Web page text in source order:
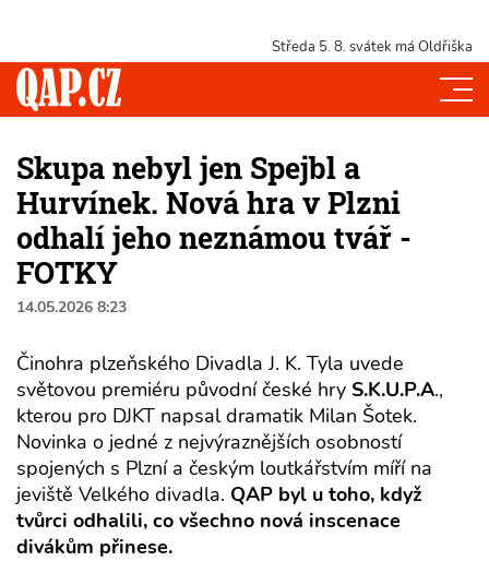
Středa 5. 8. svátek má Oldřiška
Skupa nebyl jen Spejbl a
Hurvínek. Nová hra v Plzni
odhalí jeho neznámou tvář -
FOTKY
14.05.2026 8:23
Činohra plzeňského Divadla J. K. Tyla uvede
světovou premiéru původní české hry S.K.U.P.A.,
kterou pro DJKT napsal dramatik Milan Šotek.
Novinka o jedné z nejvýraznějších osobností
spojených s Plzní a českým loutkářstvím míří na
jeviště Velkého divadla. QAP byl u toho, když
tvůrci odhalili, co všechno nová inscenace
divákům přinese.